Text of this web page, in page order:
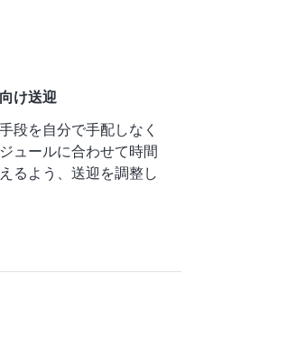
け送迎
段を自分で手配しなく
ュールに合わせて時間
るよう、送迎を調整し